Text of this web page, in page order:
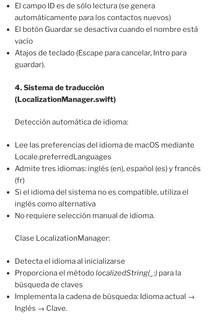
El campo ID es de sólo lectura (se genera
automáticamente para los contactos nuevos)
El botón Guardar se desactiva cuando el nombre está
vacío
Atajos de teclado (Escape para cancelar, Intro para
guardar).
4. Sistema de traducción
(LocalizationManager.swift)
Detección automática de idioma:
Lee las preferencias del idioma de macOS mediante
Locale.preferredLanguages
Admite tres idiomas: inglés (en), español (es) y francés
(fr)
Si el idioma del sistema no es compatible, utiliza el
inglés como alternativa
No requiere selección manual de idioma.
Clase LocalizationManager:
Detecta el idioma al inicializarse
Proporciona el métodolocalizedString(_:) para la
búsqueda de claves
Implementa la cadena de búsqueda: Idioma actual →
Inglés → Clave.